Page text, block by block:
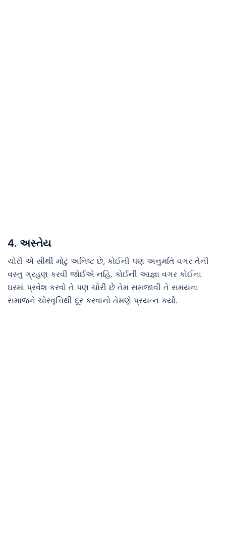
4. અસ્તેય
ચોરી એ સૌથી મોટું અનિષ્ટ છે, કોઈની પણ અનુમતિ વગર તેની
વસ્તુ ગ્રહણ કરવી જોઈએ નહિ. કોઈની આજ્ઞા વગર કોઈના
ઘરમાં પ્રવેશ કરવો તે પણ ચોરી છે તેમ સમજાવી તે સમયના
સમાજને ચોરવૃત્તિથી દૂર કરવાનો તેમણે પ્રયત્ન કર્યો.